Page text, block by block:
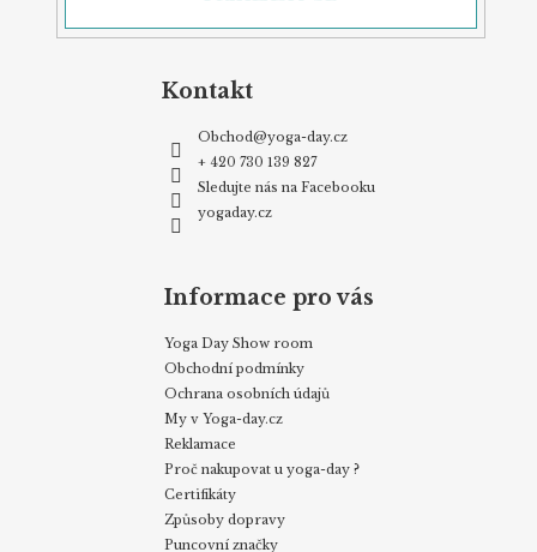
Kontakt
Obchod@yoga-day.cz
+ 420 730 139 827
Sledujte nás na Facebooku
yogaday.cz
Informace pro vás
Yoga Day Show room
Obchodní podmínky
Ochrana osobních údajů
My v Yoga-day.cz
Reklamace
Proč nakupovat u yoga-day ?
Certifikáty
Způsoby dopravy
Puncovní značky